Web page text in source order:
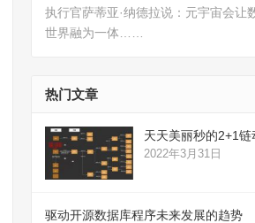
执行官萨蒂亚·纳德拉说：元宇宙会让
世界融为一体……
热门文章
天天美丽秒的2+1链
2022年3月31日
驱动开源数据库程序未来发展的趋势